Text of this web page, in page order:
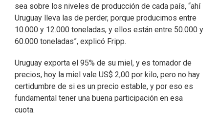
sea sobre los niveles de producción de cada país, “ahí
Uruguay lleva las de perder, porque producimos entre
10.000 y 12.000 toneladas, y ellos están entre 50.000 y
60.000 toneladas”, explicó Fripp.
Uruguay exporta el 95% de su miel, y es tomador de
precios, hoy la miel vale US$ 2,00 por kilo, pero no hay
certidumbre de si es un precio estable, y por eso es
fundamental tener una buena participación en esa
cuota.